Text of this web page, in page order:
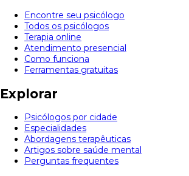
Encontre seu psicólogo
Todos os psicólogos
Terapia online
Atendimento presencial
Como funciona
Ferramentas gratuitas
Explorar
Psicólogos por cidade
Especialidades
Abordagens terapêuticas
Artigos sobre saúde mental
Perguntas frequentes